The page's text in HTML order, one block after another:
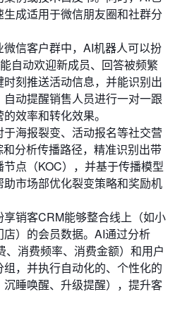
成适用于微信朋友圈和社群分
微信客户群中，AI机器人可以扮
自动欢迎新成员、回答被频繁
刻推送活动信息，并能识别出
动提醒销售人员进行一对一跟
效率和转化效果。
于海报裂变、活动报名等社交营
分析传播路径，精准识别出带
点（KOC），并基于传播模型
市场部优化裂变策略和奖励机
享销客CRM能够整合线上（如小
）的会员数据。AI通过分析
、消费频率、消费金额）和用户
，并执行自动化的、个性化的
睡唤醒、升级提醒），提升客